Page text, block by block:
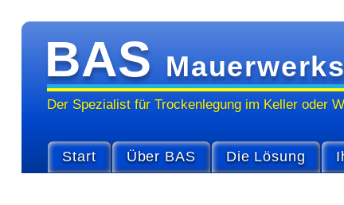
BAS
Der Spezialist für Trocken­legung im Keller oder
Start Über BAS Die Lösung